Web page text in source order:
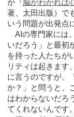
が『 脳がわかれば
著、太田出版）で
いう問題が出発点
AIの専門家には
いだろう」と最初
を持った人たちが
リティは起きます
に言うのですが、
か？」と問うと、
はわからないだろ
てくれないんです。